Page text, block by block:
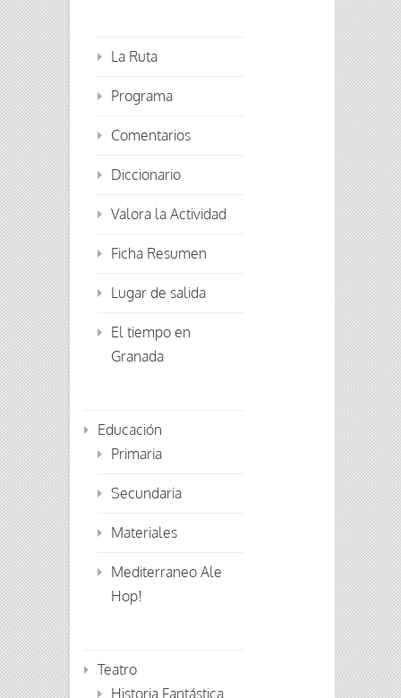
La Ruta
Programa
Comentarios
Diccionario
Valora la Actividad
Ficha Resumen
Lugar de salida
El tiempo en
Granada
Educación
Primaria
Secundaria
Materiales
Mediterraneo Ale
Hop!
Teatro
Historia Fantástica